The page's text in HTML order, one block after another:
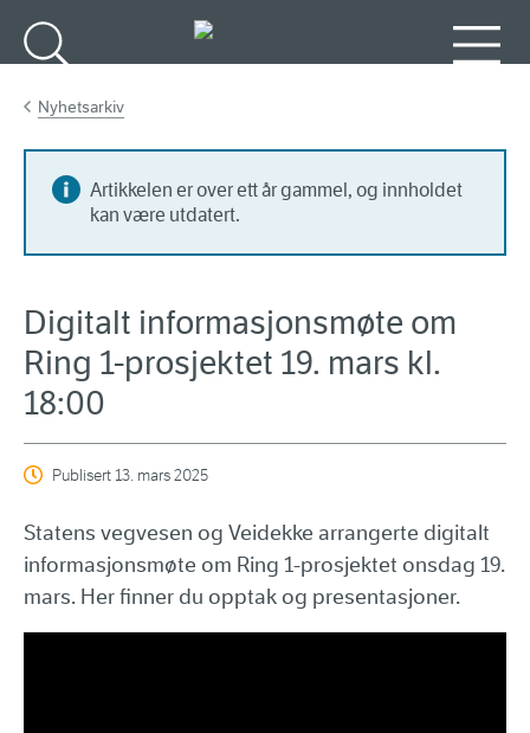
Nyhetsarkiv
Artikkelen er over ett år gammel, og innholdet
kan være utdatert.
Digitalt informasjonsmøte om
Ring 1-prosjektet 19. mars kl.
18:00
Publisert13. mars 2025
Statens vegvesen og Veidekke arrangerte digitalt
informasjonsmøte om Ring 1-prosjektet onsdag 19.
mars. Her finner du opptak og presentasjoner.